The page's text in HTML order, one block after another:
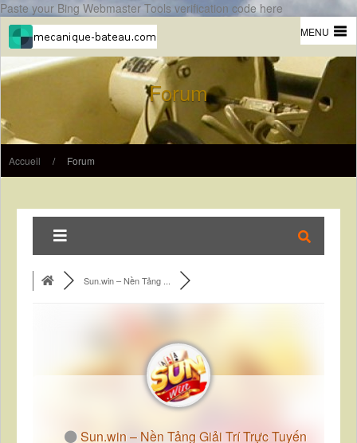
Paste your Bing Webmaster Tools verification code here
MENU
Forum
Accueil / Forum
Sun.win – Nền Tảng ...
Sun.win – Nền Tảng Giải Trí Trực Tuyến